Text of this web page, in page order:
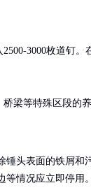
3000枚道钉
梁等特殊区段的
锤头表面的铁屑
情况应立即停用。